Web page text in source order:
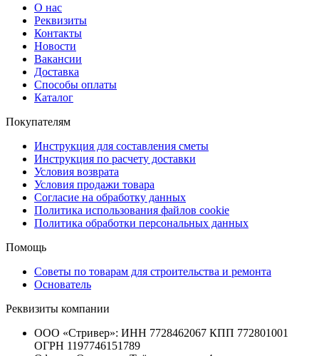
О нас
Реквизиты
Контакты
Новости
Вакансии
Доставка
Способы оплаты
Каталог
Покупателям
Инструкция для составления сметы
Инструкция по расчету доставки
Условия возврата
Условия продажи товара
Согласие на обработку данных
Политика использования файлов cookie
Политика обработки персональных данных
Помощь
Советы по товарам для строительства и ремонта
Основатель
Реквизиты компании
ООО «Стривер»: ИНН 7728462067 КПП 772801001
ОГРН 1197746151789